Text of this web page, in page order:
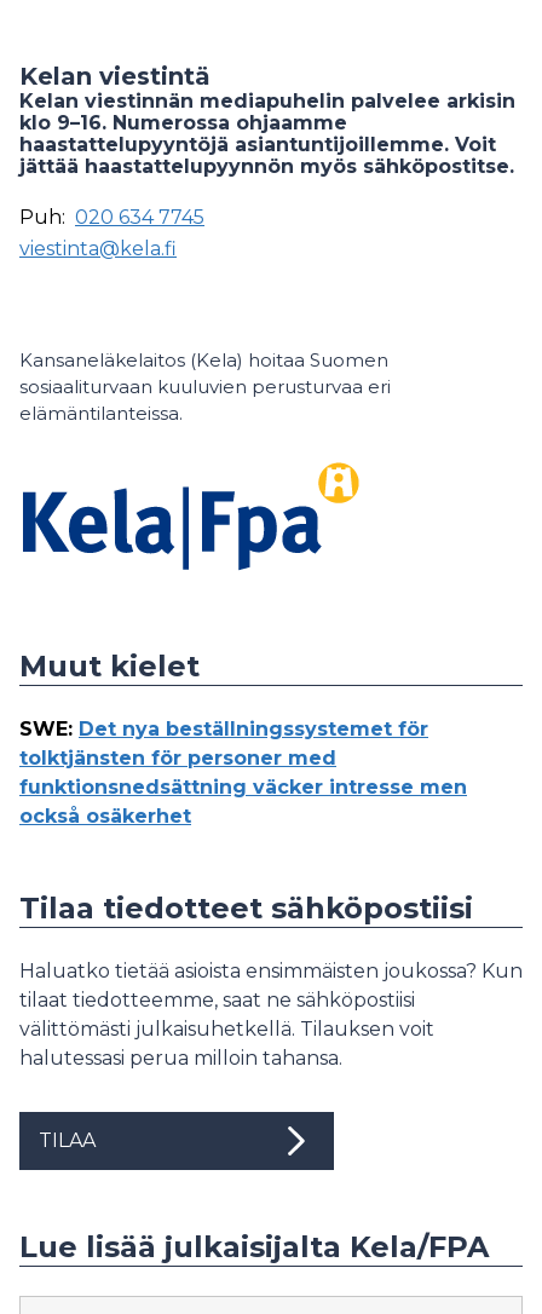
Kelan viestintä
Kelan viestinnän mediapuhelin palvelee arkisin
klo 9–16. Numerossa ohjaamme
haastattelupyyntöjä asiantuntijoillemme. Voit
jättää haastattelupyynnön myös sähköpostitse.
Puh: 020 634 7745
viestinta@kela.fi
Kansaneläkelaitos (Kela) hoitaa Suomen
sosiaaliturvaan kuuluvien perusturvaa eri
elämäntilanteissa.
Muut kielet
SWE: Det nya beställningssystemet för
tolktjänsten för personer med
funktionsnedsättning väcker intresse men
också osäkerhet
Tilaa tiedotteet sähköpostiisi
Haluatko tietää asioista ensimmäisten joukossa? Kun
tilaat tiedotteemme, saat ne sähköpostiisi
välittömästi julkaisuhetkellä. Tilauksen voit
halutessasi perua milloin tahansa.
TILAA
Lue lisää julkaisijalta Kela/FPA